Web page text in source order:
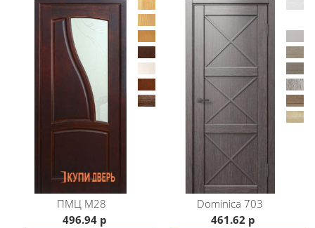
ПМЦМ28
496.94 р
Dominica 703
461.62 р